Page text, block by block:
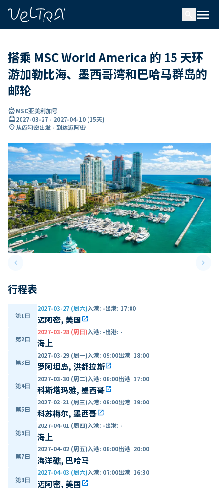
menu
搭乘 MSC World America 的 15 天环
游加勒比海、墨西哥湾和巴哈马群岛的
邮轮
directions_boatMSC亚美利加号
card_travel2027-03-27 - 2027-04-10 (15天)
location_on从迈阿密出发 - 到达迈阿密
keyboard_arrow_leftPrevious slide keyboard_arrow_right
行程表
第1日
2027-03-27 (周六)入港: -出港: 17:00
迈阿密, 美国open_in_new
第2日
2027-03-28 (周日)入港: -出港: -
海上
第3日
2027-03-29 (周一)入港: 09:00出港: 18:00
罗阿坦岛, 洪都拉斯open_in_new
第4日
2027-03-30 (周二)入港: 08:00出港: 17:00
科斯塔玛雅, 墨西哥open_in_new
第5日
2027-03-31 (周三)入港: 09:00出港: 19:00
科苏梅尔, 墨西哥open_in_new
第6日
2027-04-01 (周四)入港: -出港: -
海上
第7日
2027-04-02 (周五)入港: 08:00出港: 20:00
海洋礁, 巴哈马
第8日
2027-04-03 (周六)入港: 07:00出港: 16:30
迈阿密, 美国open_in_new